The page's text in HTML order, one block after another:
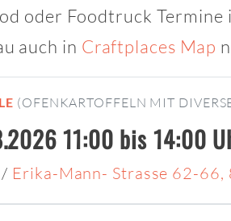
oder Foodtruck
auch in Craftplaces Map
(OFENKARTOFFELN MIT
11:00 bis 14:00
/ Erika-Mann- Strasse 62-66,